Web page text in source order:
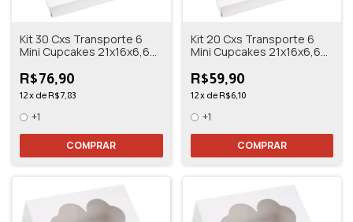
Kit 30 Cxs Transporte 6
Mini Cupcakes 21x16x6,6
R$76,90
12x de R$7,83
+1
COMPRAR
Kit 20 Cxs Transporte 6
Mini Cupcakes 21x16x6,6
R$59,90
12x de R$6,10
+1
COMPRAR